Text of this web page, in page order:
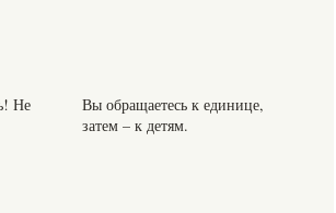
Не
Вы обращаетесь к единице,
затем – к детям.